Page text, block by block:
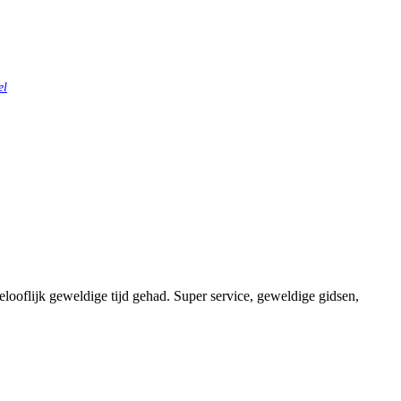
geweldige tijd gehad. Super service, geweldige gidsen,